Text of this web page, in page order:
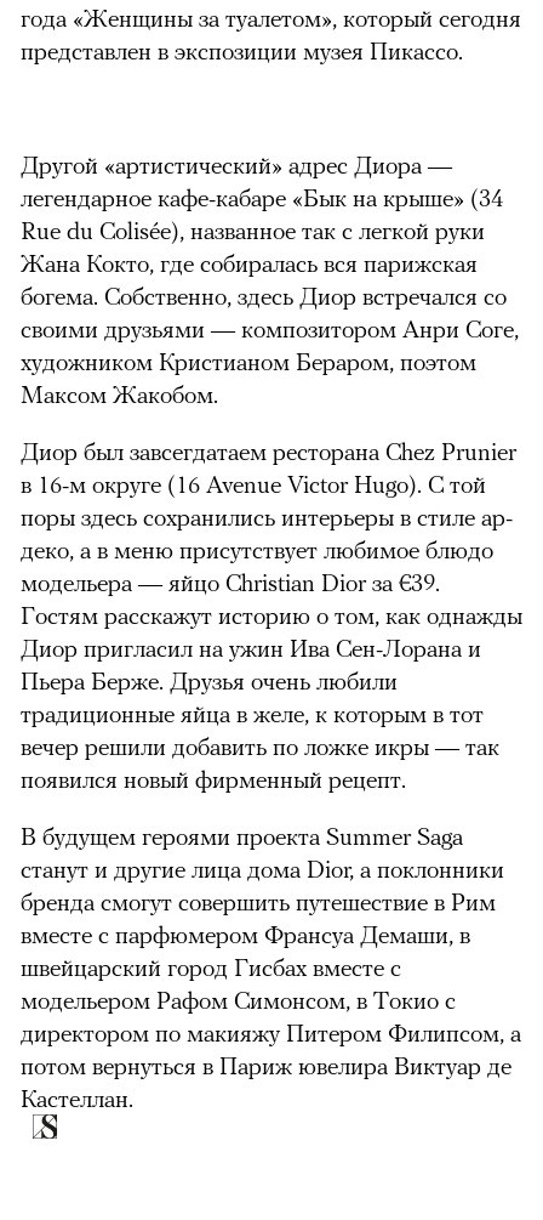
года «Женщины за туалетом», который сегодня
представлен в экспозиции музея Пикассо.
Другой «артистический» адрес Диора —
легендарное кафе-кабаре «Бык на крыше» (34
Rue du Colisée), названное так с легкой руки
Жана Кокто, где собиралась вся парижская
богема. Собственно, здесь Диор встречался со
своими друзьями — композитором Анри Соге,
художником Кристианом Бераром, поэтом
Максом Жакобом.
Диор был завсегдатаем ресторана Chez Prunier
в 16-м округе (16 Avenue Victor Hugo). С той
поры здесь сохранились интерьеры в стиле ар-
деко, а в меню присутствует любимое блюдо
модельера — яйцо Christian Dior за €39.
Гостям расскажут историю о том, как однажды
Диор пригласил на ужин Ива Сен-Лорана и
Пьера Берже. Друзья очень любили
традиционные яйца в желе, к которым в тот
вечер решили добавить по ложке икры—так
появился новый фирменный рецепт.
В будущем героями проекта Summer Saga
станут и другие лица дома Dior, а поклонники
бренда смогут совершить путешествие в Рим
вместе с парфюмером Франсуа Демаши, в
швейцарский город Гисбах вместе с
модельером Рафом Симонсом, в Токио с
директором по макияжу Питером Филипсом, а
потом вернуться в Париж ювелира Виктуар де
Кастеллан.